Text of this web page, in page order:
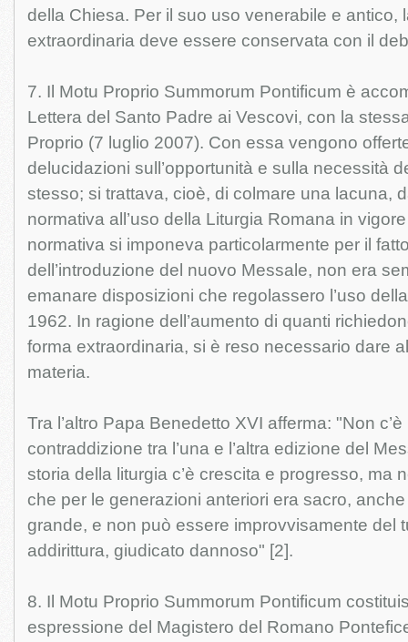
della Chiesa. Per il suo uso venerabile e antico,
extraordinaria deve essere conservata con il
7. Il Motu Proprio Summorum Pontificum è
Lettera del Santo Padre ai Vescovi, con la
Proprio (7 luglio 2007). Con essa vengono
delucidazioni sull’opportunità e sulla necessità
stesso; si trattava, cioè, di colmare una lacuna,
normativa all’uso della Liturgia Romana in
normativa si imponeva particolarmente per il
dell’introduzione del nuovo Messale, non era
emanare disposizioni che regolassero l’uso
1962. In ragione dell’aumento di quanti
forma extraordinaria, si è reso necessario dare
materia.
Tra l’altro Papa Benedetto XVI afferma: "Non
contraddizione tra l’una e l’altra edizione del
storia della liturgia c’è crescita e progresso, ma
che per le generazioni anteriori era sacro,
grande, e non può essere improvvisamente del
addirittura, giudicato dannoso" [2].
8. Il Motu Proprio Summorum Pontificum
espressione del Magistero del Romano